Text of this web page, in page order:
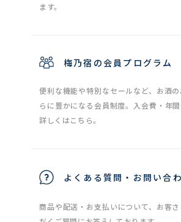
ます。
梅乃宿の会員プログラム
便利な機能や特別なセールなど、お酒
らに豊かになる会員制度。入会費・年間
詳しくはこちら。
よくある質問・お問い合
商品や配送・お支払いについて、お客